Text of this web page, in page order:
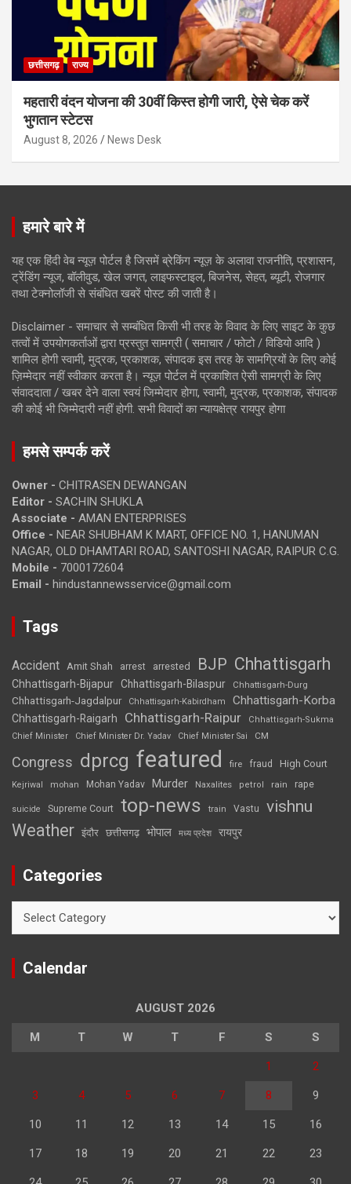
छत्तीसगढ़ राज्य
महतारी वंदन योजना की 30वीं किस्त होगी जारी, ऐसे चेक करें
भुगतान स्टेटस
August 8, 2026 News Desk
हमारे बारे में
यह एक हिंदी वेब न्यूज़ पोर्टल है जिसमें ब्रेकिंग न्यूज़ के अलावा राजनीति, प्रशासन,
ट्रेंडिंग न्यूज, बॉलीवुड, खेल जगत, लाइफस्टाइल, बिजनेस, सेहत, ब्यूटी, रोजगार
तथा टेक्नोलॉजी से संबंधित खबरें पोस्ट की जाती है।
Disclaimer - समाचार से सम्बंधित किसी भी तरह के विवाद के लिए साइट के कुछ
तत्वों में उपयोगकर्ताओं द्वारा प्रस्तुत सामग्री ( समाचार / फोटो / विडियो आदि )
शामिल होगी स्वामी, मुद्रक, प्रकाशक, संपादक इस तरह के सामग्रियों के लिए कोई
ज़िम्मेदार नहीं स्वीकार करता है। न्यूज़ पोर्टल में प्रकाशित ऐसी सामग्री के लिए
संवाददाता / खबर देने वाला स्वयं जिम्मेदार होगा, स्वामी, मुद्रक, प्रकाशक, संपादक
की कोई भी जिम्मेदारी नहीं होगी. सभी विवादों का न्यायक्षेत्र रायपुर होगा
हमसे सम्पर्क करें
Owner - CHITRASEN DEWANGAN
Editor - SACHIN SHUKLA
Associate - AMAN ENTERPRISES
Office - NEAR SHUBHAM K MART, OFFICE NO. 1, HANUMAN
NAGAR, OLD DHAMTARI ROAD, SANTOSHI NAGAR, RAIPUR C.G.
Mobile - 7000172604
Email - hindustannewsservice@gmail.com
Tags
Accident Amit Shah arrest arrested BJP Chhattisgarh
Chhattisgarh-Bijapur Chhattisgarh-Bilaspur Chhattisgarh-Durg
Chhattisgarh-Jagdalpur Chhattisgarh-Kabirdham Chhattisgarh-Korba
Chhattisgarh-Raigarh Chhattisgarh-Raipur
Chhattisgarh-Sukma
Chief Minister
Chief Minister Dr. Yadav Chief Minister Sai CM
Congress dprcg featured fire fraud High Court
Kejriwal mohan Mohan Yadav Murder Naxalites petrol rain rape
suicide Supreme Court top-news train Vastu vishnu
Weather इंदौर छत्तीसगढ़ भोपाल मध्य प्रदेश रायपुर
Categories
Calendar
AUGUST 2026
M T W T F S S
1 2
3 4 5 6 7 8 9
10 11 12 13 14 15 16
17 18 19 20 21 22 23